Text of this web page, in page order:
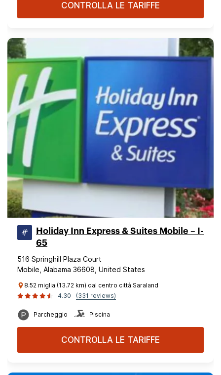
CONTROLLA LE TARIFFE
Holiday Inn Express & Suites Mobile – I-
65
516 Springhill Plaza Court
Mobile, Alabama 36608, United States
8.52 miglia (13.72 km) dal centro città Saraland
4.30
(331 reviews)
Parcheggio Piscina
CONTROLLA LE TARIFFE